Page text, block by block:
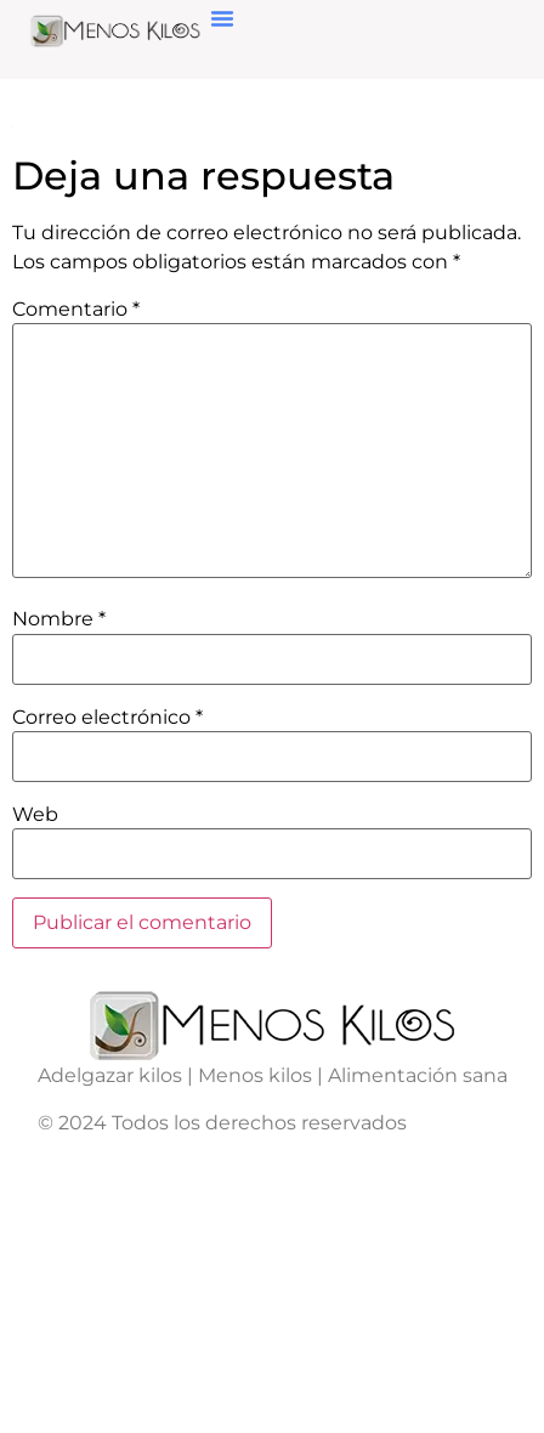
Deja una respuesta
Tu dirección de correo electrónico no será publicada.
Los campos obligatorios están marcados con *
Comentario *
Nombre *
Correo electrónico *
Web
Adelgazar kilos | Menos kilos | Alimentación sana
© 2024 Todos los derechos reservados